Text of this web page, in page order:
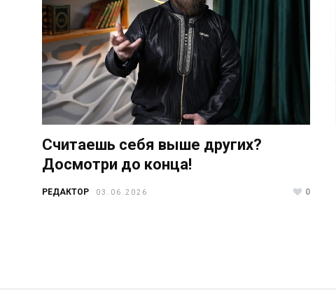
Считаешь себя выше других?
Досмотри до конца!
РЕДАКТОР 03.06.2026 0